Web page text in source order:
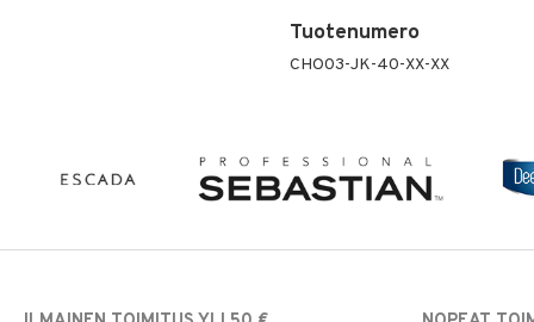
Tuotenumero
CHO03-JK-40-XX-XX